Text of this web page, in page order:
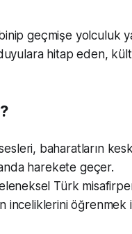
geçmişe yolculuk
hitap eden,
baharatların
anda harekete geçer.
Türk
inceliklerini öğrenmek